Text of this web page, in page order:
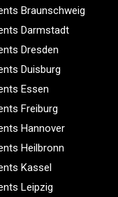
Braunschweig
Darmstadt
Dresden
Duisburg
Essen
Freiburg
Hannover
Heilbronn
Kassel
Leipzig